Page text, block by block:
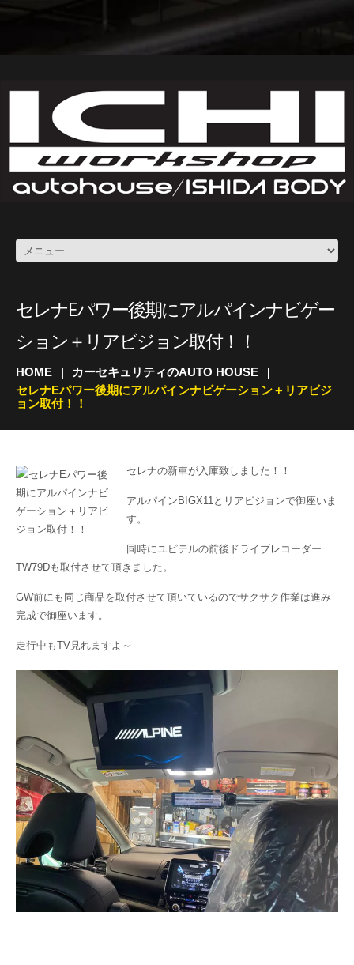
セレナEパワー後期にアルパインナビゲー
ション＋リアビジョン取付！！
HOME
カーセキュリティのAUTO HOUSE
セレナEパワー後期にアルパインナビゲーション＋リアビジ
ョン取付！！
セレナの新車が入庫致しました！！
アルパインBIGX11とリアビジョンで御座いま
す。
同時にユピテルの前後ドライブレコーダー
TW79Dも取付させて頂きました。
GW前にも同じ商品を取付させて頂いているのでサクサク作業は進み
完成で御座います。
走行中もTV見れますよ～